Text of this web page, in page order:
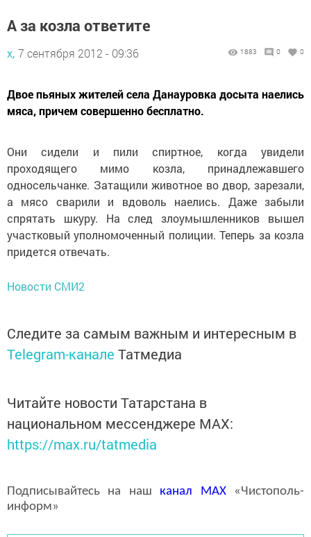
А за козла ответите
х, 7 сентября 2012 - 09:36 1883 0 0
Двое пьяных жителей села Данауровка досыта наелись
мяса, причем совершенно бесплатно.
Они сидели и пили спиртное, когда увидели
проходящего мимо козла, принадлежавшего
односельчанке. Затащили животное во двор, зарезали,
а мясо сварили и вдоволь наелись. Даже забыли
спрятать шкуру. На след злоумышленников вышел
участковый уполномоченный полиции. Теперь за козла
придется отвечать.
Новости СМИ2
Следите за самым важным и интересным в
Telegram-канале Татмедиа
Читайте новости Татарстана в
национальном мессенджере MАХ:
https://max.ru/tatmedia
Подписывайтесь на наш канал MAX«Чистополь-
информ»